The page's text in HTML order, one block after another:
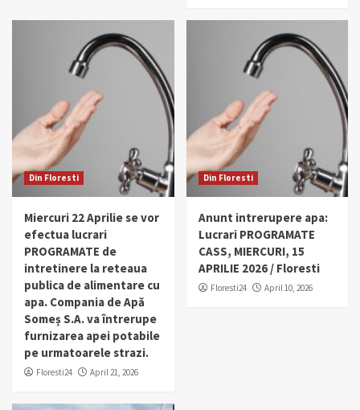
Din Floresti
Miercuri 22 Aprilie se vor
efectua lucrari
PROGRAMATE de
intretinere la reteaua
publica de alimentare cu
apa. Compania de Apă
Someș S.A. va întrerupe
furnizarea apei potabile
pe urmatoarele strazi.
Floresti24 April 21, 2026
Din Floresti
Anunt intrerupere apa:
Lucrari PROGRAMATE
CASS, MIERCURI, 15
APRILIE 2026 / Floresti
Floresti24 April 10, 2026